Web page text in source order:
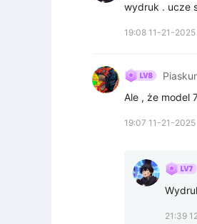
wydruk . ucze
19:08 11-21-2025
Ale , że model
19:07 11-21-2025
21:39